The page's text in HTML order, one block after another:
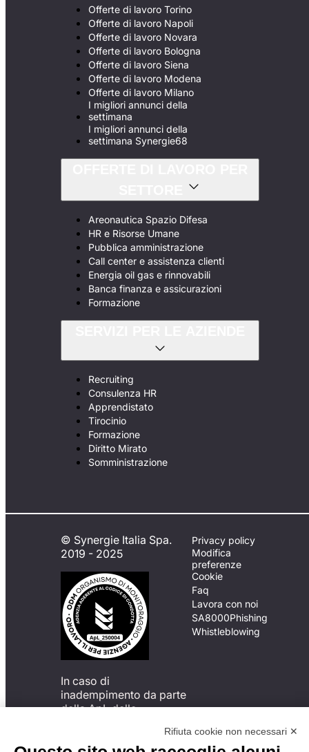
Offerte di lavoro Torino
Offerte di lavoro Napoli
Offerte di lavoro Novara
Offerte di lavoro Bologna
Offerte di lavoro Siena
Offerte di lavoro Modena
Offerte di lavoro Milano
I migliori annunci della
settimana
I migliori annunci della
settimana Synergie68
Areonautica Spazio Difesa
HR e Risorse Umane
Pubblica amministrazione
Call center e assistenza clienti
Energia oil gas e rinnovabili
Banca finanza e assicurazioni
Formazione
Recruiting
Consulenza HR
Apprendistato
Tirocinio
Formazione
Diritto Mirato
Somministrazione
© Synergie Italia Spa.
2019 - 2025
In caso di
inadempimento da parte
della ApL delle
del Codice di Condotta, è
Privacy policy
Modifica
preferenze
Cookie
Faq
Lavora con noi
SA8000Phishing
Whistleblowing
Rifiuta cookie non necessari ✕